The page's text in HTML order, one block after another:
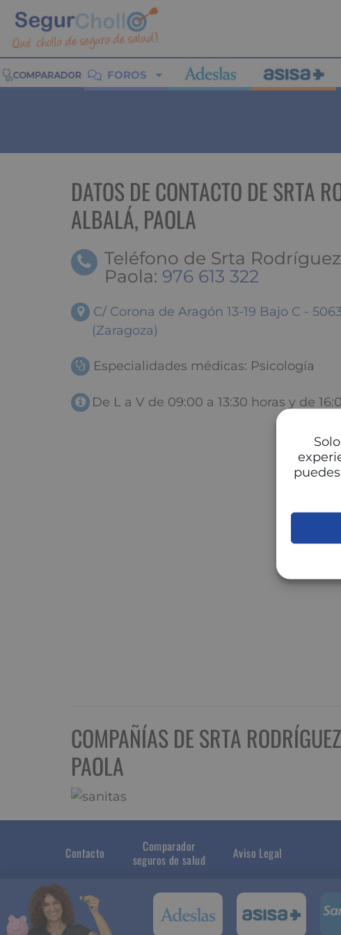
FOROS
DATOS DE CONTACTO DE SRTA
ALBALÁ, PAOLA
Teléfono de Srta
Paola: 976 613 322
C/ Corona de Aragón 13-19 Bajo C -
(Zaragoza)
Especialidades médicas: Psicología
De L a V de 09:00 a 13:30 horas y de
COMPAÑÍAS DE SRTA
PAOLA
Contacto
Comparador
seguros de salud
Aviso Legal